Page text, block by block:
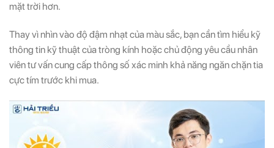
mặt trời hơn.
Thay vì nhìn vào độ đậm nhạt của màu sắc, bạn cần tìm hiểu kỹ
thông tin kỹ thuật của tròng kính hoặc chủ động yêu cầu nhân
viên tư vấn cung cấp thông số xác minh khả năng ngăn chặn tia
cực tím trước khi mua.